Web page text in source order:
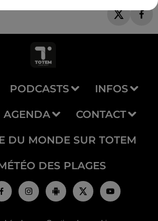
PODCASTS INFOS
AGENDA CONTACT
DU MONDE SUR TOTEM
DES PLAGES